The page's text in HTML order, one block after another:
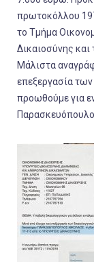
πρωτοκόλλου
το Τμήμα
Δικαιοσύνης και
Μάλιστα
επεξεργασία
προωθούμε για